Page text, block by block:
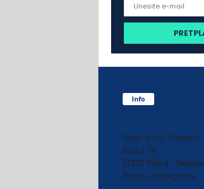
Info
Sejari d.o.o. Sarajevo
Blažuj 78,
71215 Blažuj -
Bosna i Hercegovina